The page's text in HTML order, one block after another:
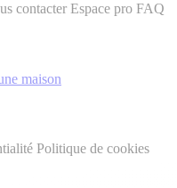
contacter Espace pro FAQ
maison
Politique de cookies